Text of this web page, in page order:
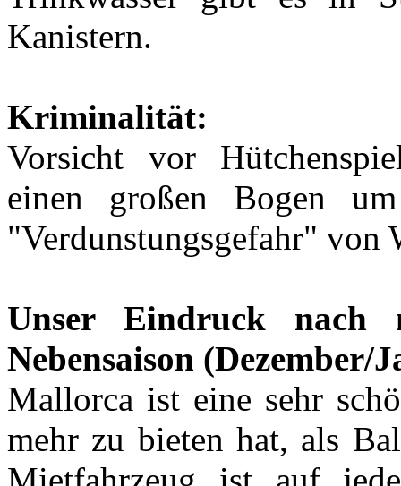
Kanistern.
Kriminalität:
Vorsicht vor
einen großen Bogen
"Verdunstungsgefahr" von
Unser Eindruck nach
Nebensaison (Dezember/
Mallorca ist eine sehr
mehr zu bieten hat, als